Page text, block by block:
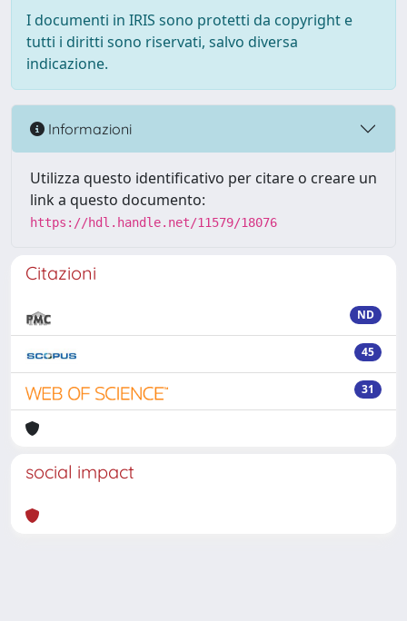
I documenti in IRIS sono protetti da copyright e
tutti i diritti sono riservati, salvo diversa
indicazione.
Informazioni
Utilizza questo identificativo per citare o creare un
link a questo documento:
https://hdl.handle.net/11579/18076
Citazioni
ND
45
31
social impact